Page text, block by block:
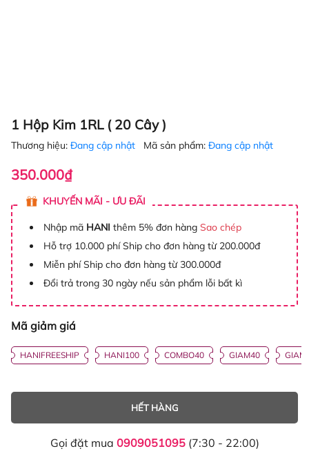
1 Hộp Kim 1RL ( 20 Cây )
Thương hiệu: Đang cập nhật Mã sản phẩm: Đang cập nhật
350.000₫
KHUYẾN MÃI - ƯU ĐÃI
Nhập mã HANI thêm 5% đơn hàng Sao chép
Hỗ trợ 10.000 phí Ship cho đơn hàng từ 200.000đ
Miễn phí Ship cho đơn hàng từ 300.000đ
Đổi trả trong 30 ngày nếu sản phẩm lỗi bất kì
Mã giảm giá
HANIFREESHIP HANI100 COMBO40 GIAM40
HẾT HÀNG
Gọi đặt mua 0909051095(7:30 - 22:00)